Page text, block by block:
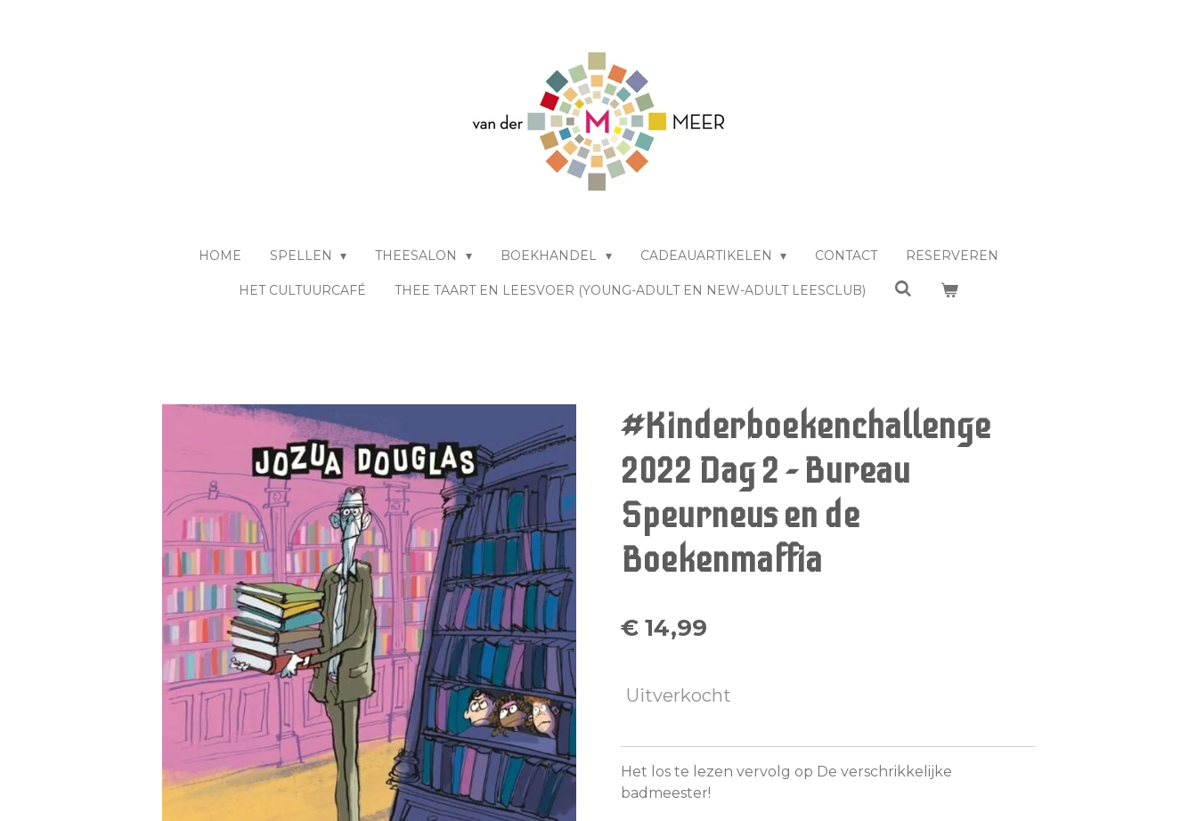
HOME SPELLEN THEESALON BOEKHANDEL CADEAUARTIKELEN CONTACT RESERVEREN
HET CULTUURCAFÉ THEE TAART EN LEESVOER (YOUNG-ADULT EN NEW-ADULT LEESCLUB)
#Kinderboekenchallenge
2022 Dag 2 - Bureau
Speurneus en de
Boekenmaffia
€ 14,99
Uitverkocht
Het los te lezen vervolg op De verschrikkelijke
badmeester!